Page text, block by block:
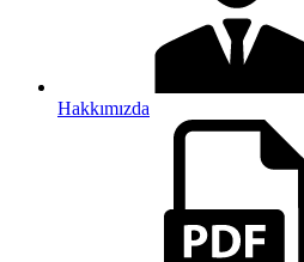
Hakkımızda